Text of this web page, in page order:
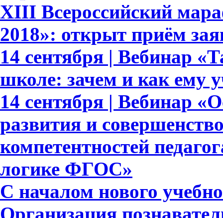
XIII Всероссийский
2018»: открыт приём
14 сентября | Вебинар
школе: зачем и как ему
14 сентября | Вебинар
развития и
компетентностей
логике ФГОС»
С началом нового